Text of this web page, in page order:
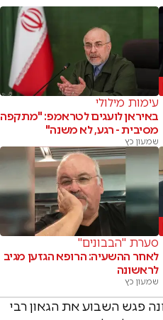
עימות מילולי
באיראן לועגים לטראמפ: "מתקפה
מסיבית - רגע, לא משנה"
שמעון כץ
סערת "הבבונים"
לאחר ההשעיה: הרופא הגזען מגיב
לראשונה
שמעון כץ
פגש השבוע את הגאון רבי